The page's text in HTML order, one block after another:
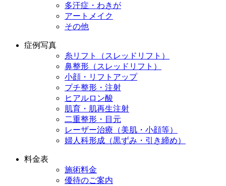
多汗症・わきが
アートメイク
その他
症例写真
糸リフト（スレッドリフト）
鼻整形（スレッドリフト）
小顔・リフトアップ
プチ整形・注射
ヒアルロン酸
肌育・肌再生注射
二重整形・目元
レーザー治療（美肌・小顔等）
婦人科形成（黒ずみ・引き締め）
料金表
施術料金
優待のご案内